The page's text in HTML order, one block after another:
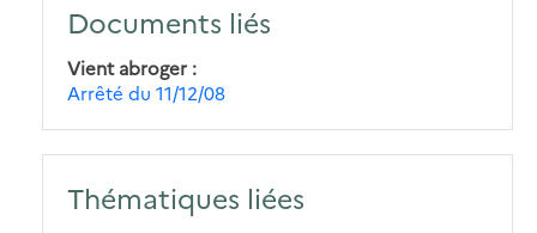
Documents liés
Vient abroger
Arrêté du 11/12/08
Thématiques liées